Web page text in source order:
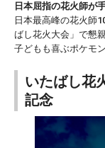
日本屈指の花火師が
日本最高峰の花火師
ばし花火大会」で懇
子どもも喜ぶポケモ
いたばし花
記念